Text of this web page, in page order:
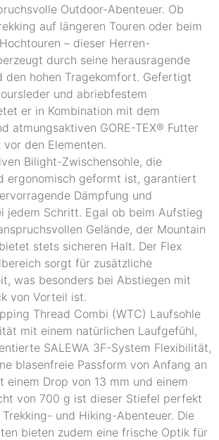
Outdoor-Abenteuer. Ob
auf längeren Touren oder beim
– dieser Herren-
durch seine herausragende
den hohen Tragekomfort. Gefertigt
und abriebfestem
er in Kombination mit dem
atmungsaktiven GORE-TEX® Futter
den Elementen.
Bilight-Zwischensohle, die
ergonomisch geformt ist, garantiert
Dämpfung und
jedem Schritt. Egal ob beim Aufstieg
Gelände, der Mountain
stets sicheren Halt. Der Flex
sorgt für zusätzliche
was besonders bei Abstiegen mit
von Vorteil ist.
Thread Combi (WTC) Laufsohle
mit einem natürlichen Laufgefühl,
SALEWA 3F-System Flexibilität,
blasenfreie Passform von Anfang an
einem Drop von 13 mm und einem
von 700 g ist dieser Stiefel perfekt
und Hiking-Abenteuer. Die
bieten zudem eine frische Optik für